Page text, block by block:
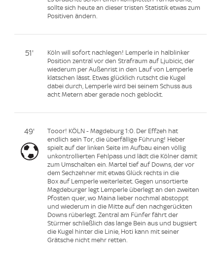
sollte sich heute an dieser tristen Statistik etwas zum
Positiven ändern.
51'
Köln will sofort nachlegen! Lemperle in halblinker
Position zentral vor den Strafraum auf Ljubicic, der
wiederum per Außenrist in den Lauf von Lemperle
klatschen lässt. Etwas glücklich rutscht die Kugel
dabei durch, Lemperle wird bei seinem Schuss aus
acht Metern aber gerade noch geblockt.
49'
Tooor! KÖLN - Magdeburg 1:0. Der Effzeh hat
endlich sein Tor, die überfällige Führung! Heber
spielt auf der linken Seite im Aufbau einen völlig
unkontrollierten Fehlpass und lädt die Kölner damit
zum Umschalten ein. Martel tief auf Downs, der vor
dem Sechzehner mit etwas Glück rechts in die
Box auf Lemperle weiterleitet. Gegen unsortierte
Magdeburger legt Lemperle überlegt an den zweiten
Pfosten quer, wo Maina lieber nochmal abstoppt
und wiederum in die Mitte auf den nachgerückten
Downs rüberlegt. Zentral am Fünfer fährt der
Stürmer schließlich das lange Bein aus und bugsiert
die Kugel hinter die Linie, Hoti kann mit seiner
Grätsche nicht mehr retten.